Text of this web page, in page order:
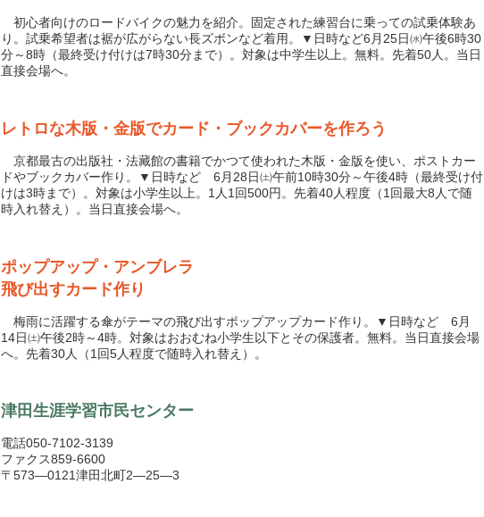
初心者向けのロードバイクの魅力を紹介。固定された練習台に乗っての試乗体験あ
り。試乗希望者は裾が広がらない長ズボンなど着用。▼日時など6月25日㈬午後6時30
分～8時（最終受け付けは7時30分まで）。対象は中学生以上。無料。先着50人。当日
直接会場へ。
レトロな木版・金版でカード・ブックカバーを作ろう
京都最古の出版社・法藏館の書籍でかつて使われた木版・金版を使い、ポストカー
ドやブックカバー作り。▼日時など 6月28日㈯午前10時30分～午後4時（最終受け付
けは3時まで）。対象は小学生以上。1人1回500円。先着40人程度（1回最大8人で随
時入れ替え）。当日直接会場へ。
ポップアップ・アンブレラ
飛び出すカード作り
梅雨に活躍する傘がテーマの飛び出すポップアップカード作り。▼日時など 6月
14日㈯午後2時～4時。対象はおおむね小学生以下とその保護者。無料。当日直接会場
へ。先着30人（1回5人程度で随時入れ替え）。
津田生涯学習市民センター
電話050-7102-3139
ファクス859-6600
〒573―0121津田北町2―25―3